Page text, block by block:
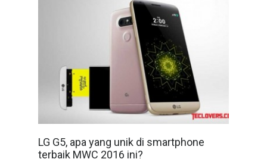
LG G5, apa yang unik di smartphone
terbaik MWC 2016 ini?